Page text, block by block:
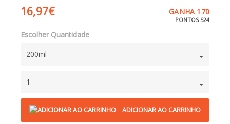
16,97€ GANHA 170
PONTOS S24
Escolher Quantidade
200ml
1
ADICIONAR AO CARRINHO